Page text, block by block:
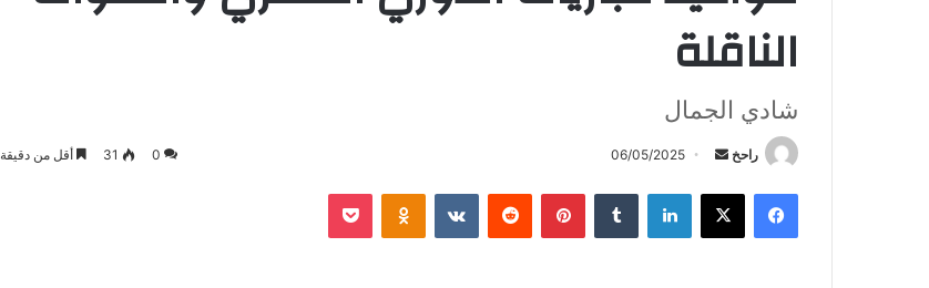
الناقلة
شادي الجمال
راحخ
أرسل 06/05/2025
0
31 أقل من دقيقة
فيسبوك X لينكدإن بينتيريست Odnoklassniki
بوكيت